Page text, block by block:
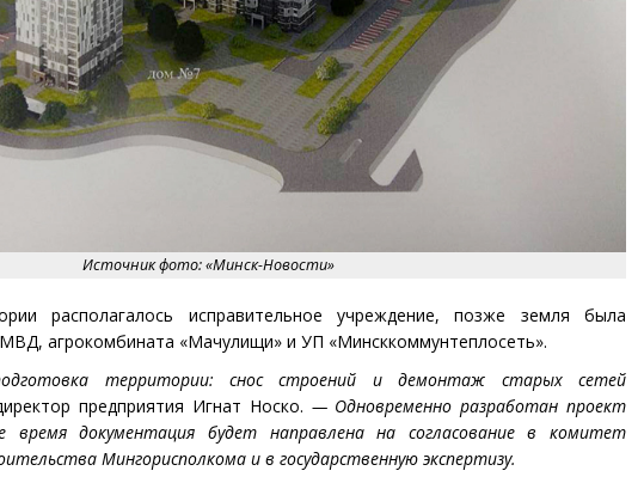
Источник фото: «Минск-Новости»
располагалось исправительное учреждение, позже земля была
агрокомбината «Мачулищи» и УП «Минсккоммунтеплосеть».
территории: снос строений и демонтаж старых сетей
предприятия Игнат Носко. — Одновременно разработан проект
время документация будет направлена на согласование в комитет
Мингорисполкома и в государственную экспертизу.